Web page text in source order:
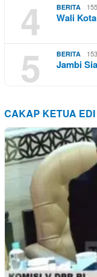
4 BERITA
Wali
5 BERITA
Jambi
CAKAP KETUA EDI